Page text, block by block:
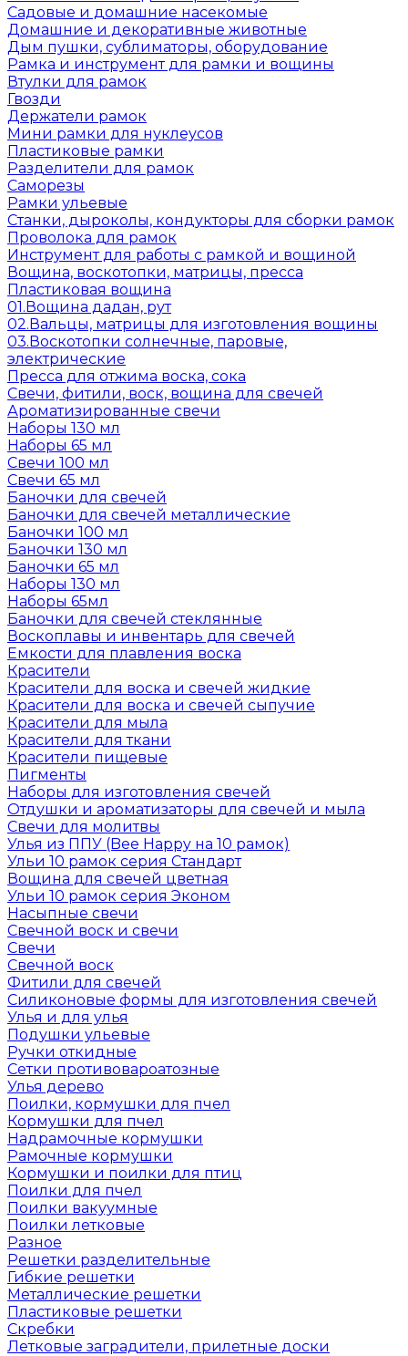
Садовые и домашние насекомые
Домашние и декоративные животные
Дым пушки, сублиматоры, оборудование
Рамка и инструмент для рамки и вощины
Втулки для рамок
Гвозди
Держатели рамок
Мини рамки для нуклеусов
Пластиковые рамки
Разделители для рамок
Саморезы
Рамки ульевые
Станки, дыроколы, кондукторы для сборки рамок
Проволока для рамок
Инструмент для работы с рамкой и вощиной
Вощина, воскотопки, матрицы, пресса
Пластиковая вощина
01.Вощина дадан, рут
02.Вальцы, матрицы для изготовления вощины
03.Воскотопки солнечные, паровые,
электрические
Пресса для отжима воска, сока
Свечи, фитили, воск, вощина для свечей
Ароматизированные свечи
Наборы 130 мл
Наборы 65 мл
Свечи 100 мл
Свечи 65 мл
Баночки для свечей
Баночки для свечей металлические
Баночки 100 мл
Баночки 130 мл
Баночки 65 мл
Наборы 130 мл
Наборы 65мл
Баночки для свечей стеклянные
Воскоплавы и инвентарь для свечей
Емкости для плавления воска
Красители
Красители для воска и свечей жидкие
Красители для воска и свечей сыпучие
Красители для мыла
Красители для ткани
Красители пищевые
Пигменты
Наборы для изготовления свечей
Отдушки и ароматизаторы для свечей и мыла
Свечи для молитвы
Улья из ППУ (Bee Happy на 10 рамок)
Ульи 10 рамок серия Стандарт
Вощина для свечей цветная
Ульи 10 рамок серия Эконом
Насыпные свечи
Свечной воск и свечи
Свечи
Свечной воск
Фитили для свечей
Силиконовые формы для изготовления свечей
Улья и для улья
Подушки ульевые
Ручки откидные
Сетки противовароатозные
Улья дерево
Поилки, кормушки для пчел
Кормушки для пчел
Надрамочные кормушки
Рамочные кормушки
Кормушки и поилки для птиц
Поилки для пчел
Поилки вакуумные
Поилки летковые
Разное
Решетки разделительные
Гибкие решетки
Металлические решетки
Пластиковые решетки
Скребки
Летковые заградители, прилетные доски